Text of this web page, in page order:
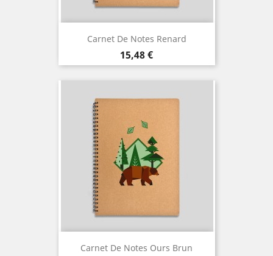
Carnet De Notes Renard
Prix
15,48 €
Carnet De Notes Ours Brun